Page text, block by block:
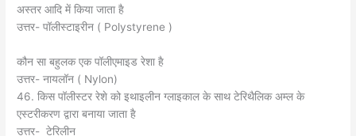
अस्तर आदि में किया जाता है
उत्तर- पॉलीस्टाइरीन ( Polystyrene )
कौन सा बहुलक एक पॉलीएमाइड रेशा है
उत्तर- नायलॉन ( Nylon)
46. किस पॉलीस्टर रेशे को इथाइलीन ग्लाइकाल के साथ टेरिथैलिक अम्ल के
एस्टरीकरण द्वारा बनाया जाता है
उत्तर- टेरिलीन